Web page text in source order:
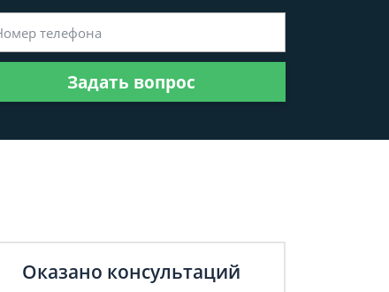
Задать вопрос
Оказано консультаций